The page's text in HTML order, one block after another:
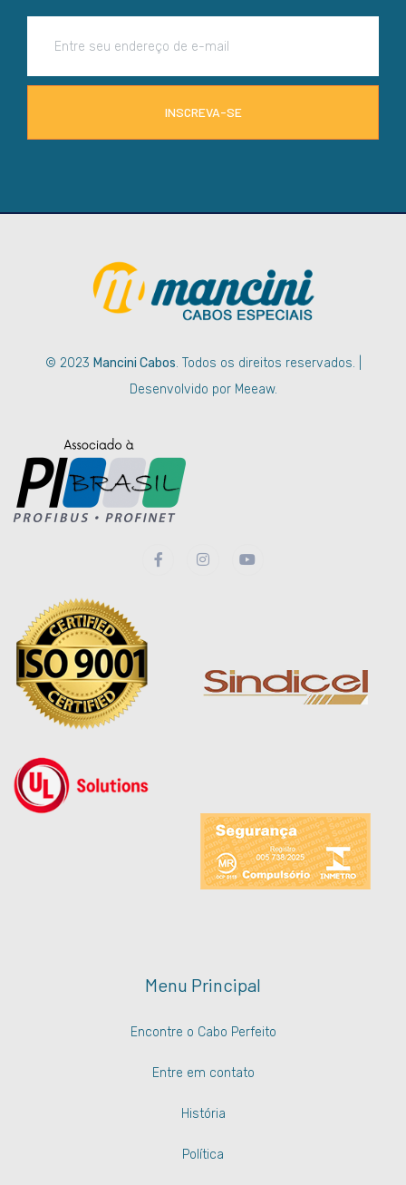
INSCREVA-SE
© 2023 Mancini Cabos. Todos os direitos reservados. |
Desenvolvido por Meeaw.
Menu Principal
Encontre o Cabo Perfeito
Entre em contato
História
Política